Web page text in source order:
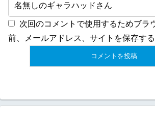
次回のコメントで使用するためブラ
前、メールアドレス、サイトを保存する